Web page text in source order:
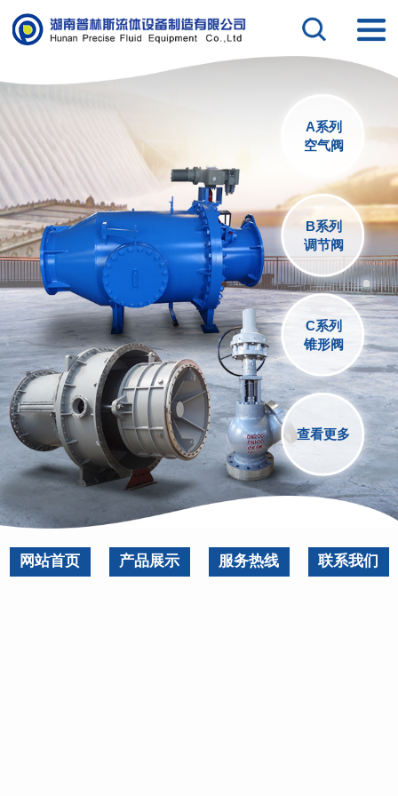
A系列
空气阀
B系列
调节阀
C系列
锥形阀
查看更多
网站首页 产品展示 服务热线 联系我们